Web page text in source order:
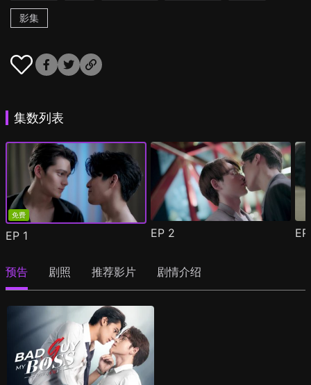
影集
集数列表
免费
EP 1 EP 2
预告 剧照 推荐影片 剧情介绍